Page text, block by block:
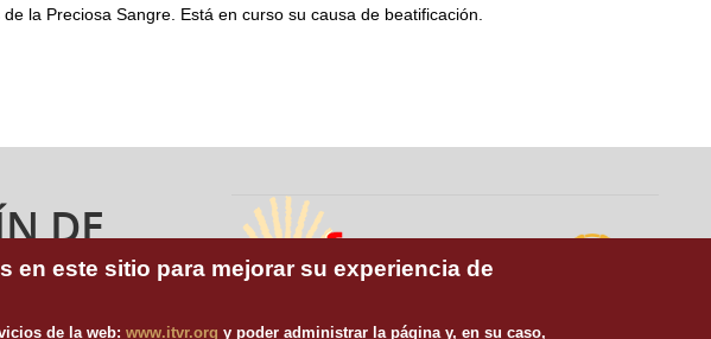
la Preciosa Sangre. Está en curso su causa de beatificación.
DE
boletín de noticias, Misioneros
en este sitio para mejorar su experiencia de
de la web:www.itvr.org y poder administrar la página y, en su caso,